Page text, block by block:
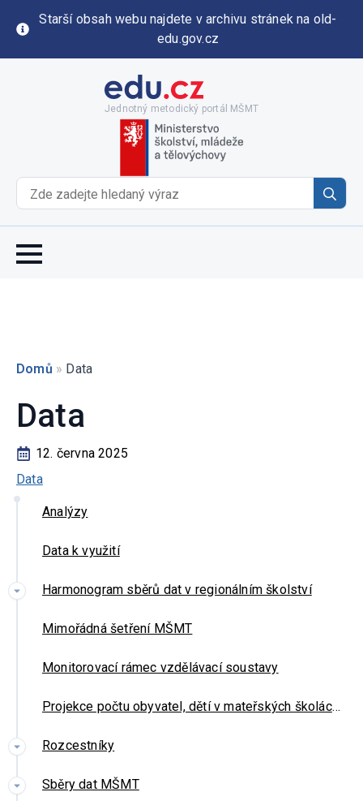
Starší obsah webu najdete v archivu stránek na old-
edu.gov.cz
Jednotný metodický portál MŠMT
for:
Domů » Data
Data
12. června 2025
Data
Analýzy
Data k využití
Harmonogram sběrů dat v regionálním školství
Mimořádná šetření MŠMT
Monitorovací rámec vzdělávací soustavy
Projekce počtu obyvatel, dětí v mateřských školách a žáků při nástupu na základní a střední školu do roku 2035
Rozcestníky
Sběry dat MŠMT